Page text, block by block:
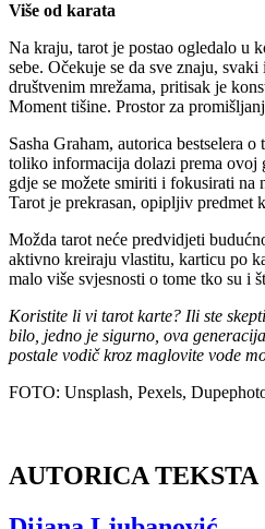
Više od karata
Na kraju, tarot je postao ogledalo u
sebe. Očekuje se da sve znaju,
društvenim mrežama, pritisak je
Moment tišine. Prostor za
Sasha Graham, autorica bestselera
toliko informacija dolazi prema ovoj
gdje se možete smiriti i fokusirati na
Tarot je prekrasan, opipljiv predmet
Možda tarot neće predvidjeti
aktivno kreiraju vlastitu, karticu po
malo više svjesnosti o tome tko su i
Koristite li vi tarot karte? Ili ste
bilo, jedno je sigurno ova
postale vodič kroz maglovite vode
FOTO: Unsplash, Pexels,
AUTORICA TEKSTA